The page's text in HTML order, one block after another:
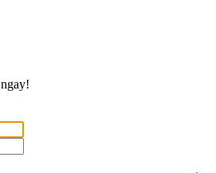
ngay!